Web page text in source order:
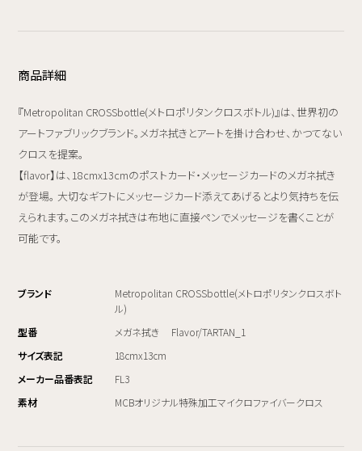
商品詳細
『Metropolitan CROSSbottle(メトロポリタンクロスボトル)』は、世界初の
アートファブリックブランド。メガネ拭きとアートを掛け合わせ、かつてない
クロスを提案。
【flavor】は、18cmx13cmのポストカード・メッセージカードのメガネ拭き
が登場。 大切なギフトにメッセージカード添えてあげるとより気持ちを伝
えられます。このメガネ拭きは布地に直接ペンでメッセージを書くことが
可能です。
ブランド
Metropolitan CROSSbottle(メトロポリタンクロスボト
ル)
型番
メガネ拭き Flavor/TARTAN_1
サイズ表記
18cmx13cm
メーカー品番表記
FL3
素材
MCBオリジナル特殊加工マイクロファイバークロス